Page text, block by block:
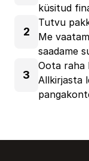
küsitud
2
Tutvu
Me
saadame
3
Oota raha
Allkirjasta